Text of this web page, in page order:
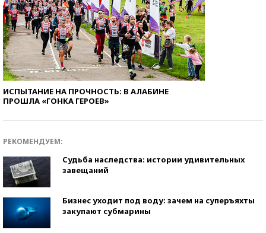
ИСПЫТАНИЕ НА ПРОЧНОСТЬ: В АЛАБИНЕ
ПРОШЛА «ГОНКА ГЕРОЕВ»
РЕКОМЕНДУЕМ:
Судьба наследства: истории удивительных
завещаний
Бизнес уходит под воду: зачем на суперъяхты
закупают субмарины